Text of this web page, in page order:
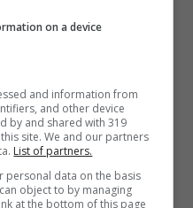
gli addetti al lavoro
nella legge di
norma: dal 1°
requisiti contributivi
dovranno
on a device
and information from
and other device
by and shared with 319
site. We and our partners
List of partners.
personal data on the basis
object to by managing
at the bottom of this page